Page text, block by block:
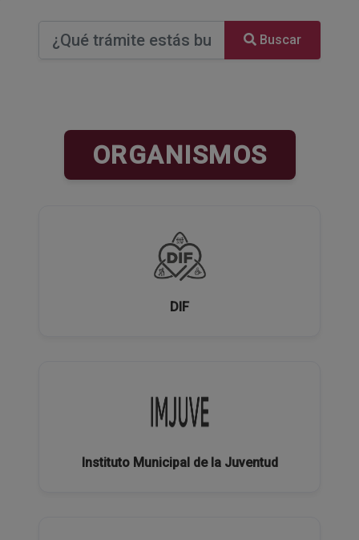
Buscar
ORGANISMOS
DIF
Instituto Municipal de la Juventud